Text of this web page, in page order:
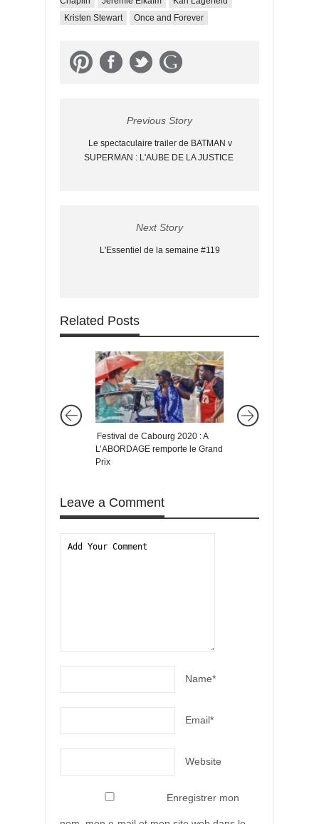
Kristen Stewart
Once and Forever
Previous Story
Le spectaculaire trailer de BATMAN v
SUPERMAN : L'AUBE DE LA JUSTICE
Next Story
L'Essentiel de la semaine #119
Related Posts
Festival de Cabourg 2020 : A
L’ABORDAGE remporte le Grand
Prix
Leave a Comment
Name*
Email*
Website
Enregistrer mon